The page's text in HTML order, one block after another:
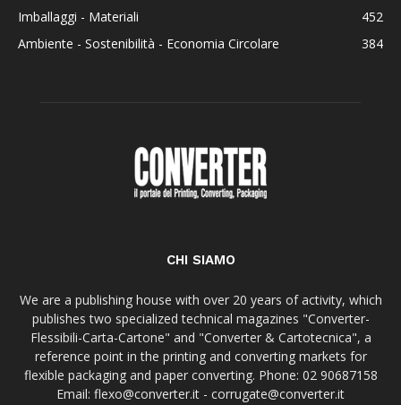
Imballaggi - Materiali
452
Ambiente - Sostenibilità - Economia Circolare
384
CHI SIAMO
We are a publishing house with over 20 years of activity, which
publishes two specialized technical magazines "Converter-
Flessibili-Carta-Cartone" and "Converter & Cartotecnica", a
reference point in the printing and converting markets for
flexible packaging and paper converting. Phone: 02 90687158
Email: flexo@converter.it - corrugate@converter.it